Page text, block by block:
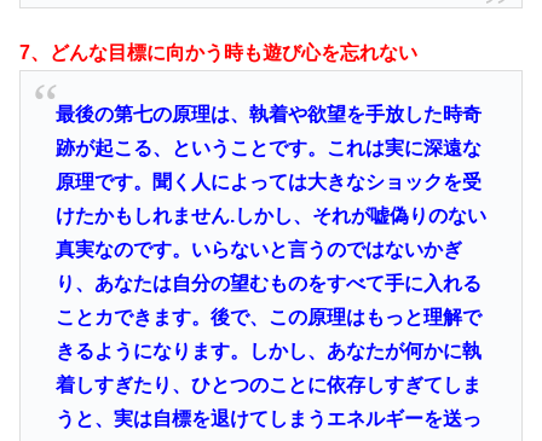
7、どんな目標に向かう時も遊び心を忘れない
最後の第七の原理は、執着や欲望を手放した時奇
跡が起こる、ということです。これは実に深遠な
原理です。聞く人によっては大きなショックを受
けたかもしれません.しかし、それが嘘偽りのない
真実なのです。いらないと言うのではないかぎ
り、あなたは自分の望むものをすべて手に入れる
ことカできます。後で、この原理はもっと理解で
きるようになります。
しかし、あなたが何かに執
着しすぎたり、ひとつのことに依存しすぎてしま
うと、実は自標を退けてしまうエネルギーを送っ